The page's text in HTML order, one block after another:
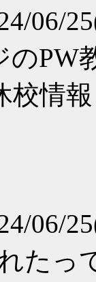
06/
のPW
校情
06/
たっ